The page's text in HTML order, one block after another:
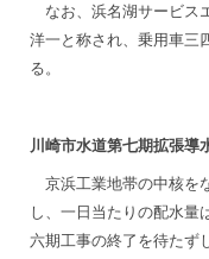
なお、浜名湖サービス
洋一と称され、乗用車三
る。
川崎市水道第七期拡張
京浜工業地帯の中核を
し、一日当たりの配水量
六期工事の終了を待たず